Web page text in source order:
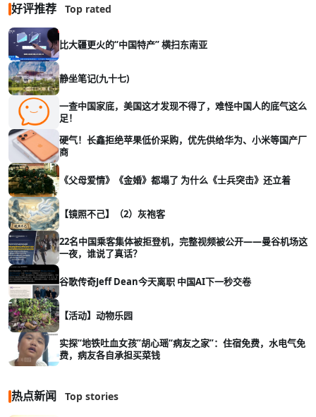
好评推荐 Top rated
比大疆更火的“中国特产” 横扫东南亚
静坐笔记(九十七)
一查中国家底，美国这才发现不得了，难怪中国人的底气这么
足！
硬气！长鑫拒绝苹果低价采购，优先供给华为、小米等国产厂
商
《父母爱情》《金婚》都塌了 为什么《士兵突击》还立着
【镜照不己】（2）灰袍客
22名中国乘客集体被拒登机，完整视频被公开——曼谷机场这
一夜，谁说了真话？
谷歌传奇Jeff Dean今天离职 中国AI下一秒交卷
【活动】动物乐园
实探“地铁吐血女孩”胡心瑶“病友之家”：住宿免费，水电气免
费，病友各自承担买菜钱
热点新闻 Top stories